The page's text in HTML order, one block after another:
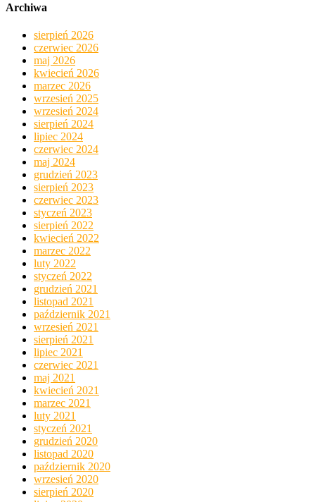
Archiwa
sierpień 2026
czerwiec 2026
maj 2026
kwiecień 2026
marzec 2026
wrzesień 2025
wrzesień 2024
sierpień 2024
lipiec 2024
czerwiec 2024
maj 2024
grudzień 2023
sierpień 2023
czerwiec 2023
styczeń 2023
sierpień 2022
kwiecień 2022
marzec 2022
luty 2022
styczeń 2022
grudzień 2021
listopad 2021
październik 2021
wrzesień 2021
sierpień 2021
lipiec 2021
czerwiec 2021
maj 2021
kwiecień 2021
marzec 2021
luty 2021
styczeń 2021
grudzień 2020
listopad 2020
październik 2020
wrzesień 2020
sierpień 2020